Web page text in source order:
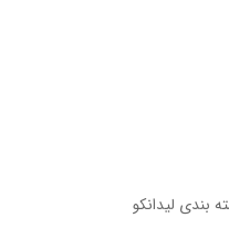
بندی لیدانکو